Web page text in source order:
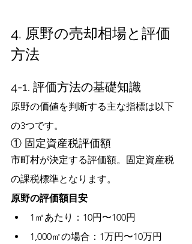
4. 原野の売却相場と評価
方法
4-1. 評価方法の基礎知識
原野の価値を判断する主な指標は以下
の3つです。
① 固定資産税評価額
市町村が決定する評価額。固定資産税
の課税標準となります。
原野の評価額目安
1㎡あたり：10円〜100円
1,000㎡の場合：1万円〜10万円